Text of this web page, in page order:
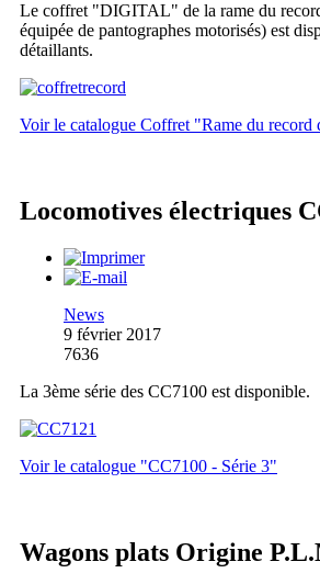
Le coffret "DIGITAL" de la rame du
équipée de pantographes motorisés) est
détaillants.
Voir le catalogue Coffret "Rame du record
Locomotives électriques
News
9 février 2017
7636
La 3ème série des CC7100 est disponible.
Voir le catalogue "CC7100 - Série 3"
Wagons plats Origine